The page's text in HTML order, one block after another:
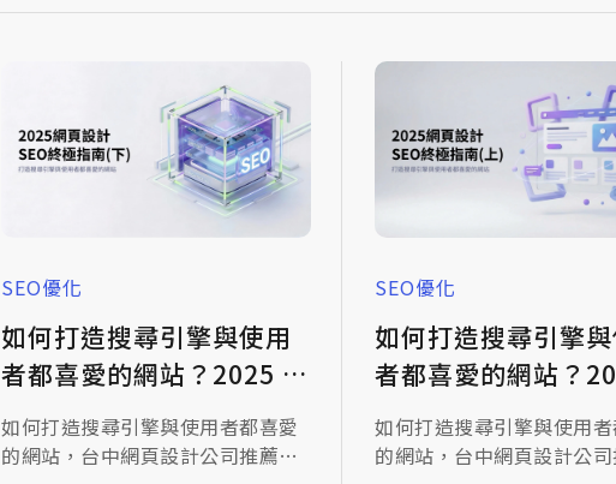
SEO優化
如何打造搜尋引擎與使用
者都喜愛的網站？2025 網
頁設計 SEO 終極指南(下)
如何打造搜尋引擎與使用者都喜愛
的網站，台中網頁設計公司推薦的
SEO優化
如何打造搜尋引擎
者都喜愛的網站？
頁設計 SEO 終極指
如何打造搜尋引擎與使用
的網站，台中網頁設計公